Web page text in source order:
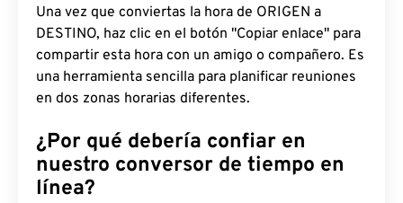
Una vez que conviertas la hora de ORIGEN a
DESTINO, haz clic en el botón "Copiar enlace" para
compartir esta hora con un amigo o compañero. Es
una herramienta sencilla para planificar reuniones
en dos zonas horarias diferentes.
¿Por qué debería confiar en
nuestro conversor de tiempo en
línea?